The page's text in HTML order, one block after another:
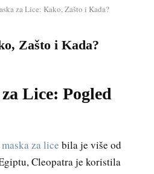
za Lice: Kako, Zašto i Kada?
Zašto i Kada?
Lice: Pogled
maska za lice bila je više od
Cleopatra je koristila